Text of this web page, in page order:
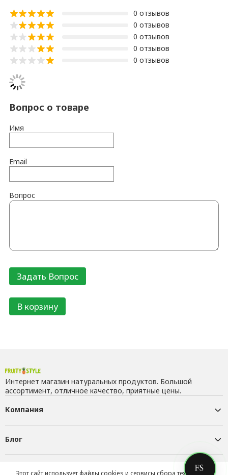
0 отзывов
0 отзывов
0 отзывов
0 отзывов
0 отзывов
Вопрос о товаре
Имя
Email
Вопрос
В корзину
Интернет магазин натуральных продуктов. Большой
ассортимент, отличное качество, приятные цены.
Компания
Блог
Контакты
Этот сайт использует файлы cookies и сервисы сбора технических